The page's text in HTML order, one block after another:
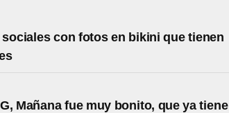
con fotos en bikini que tienen
Mañana fue muy bonito, que ya tiene